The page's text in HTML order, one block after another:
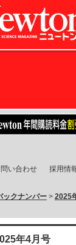
い合わせ 採用情
ックナンバー> 2025
年4月号